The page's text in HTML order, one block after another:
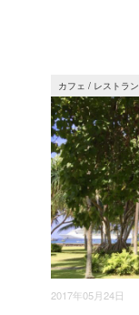
2017年05月24日
カフェ / レストラン